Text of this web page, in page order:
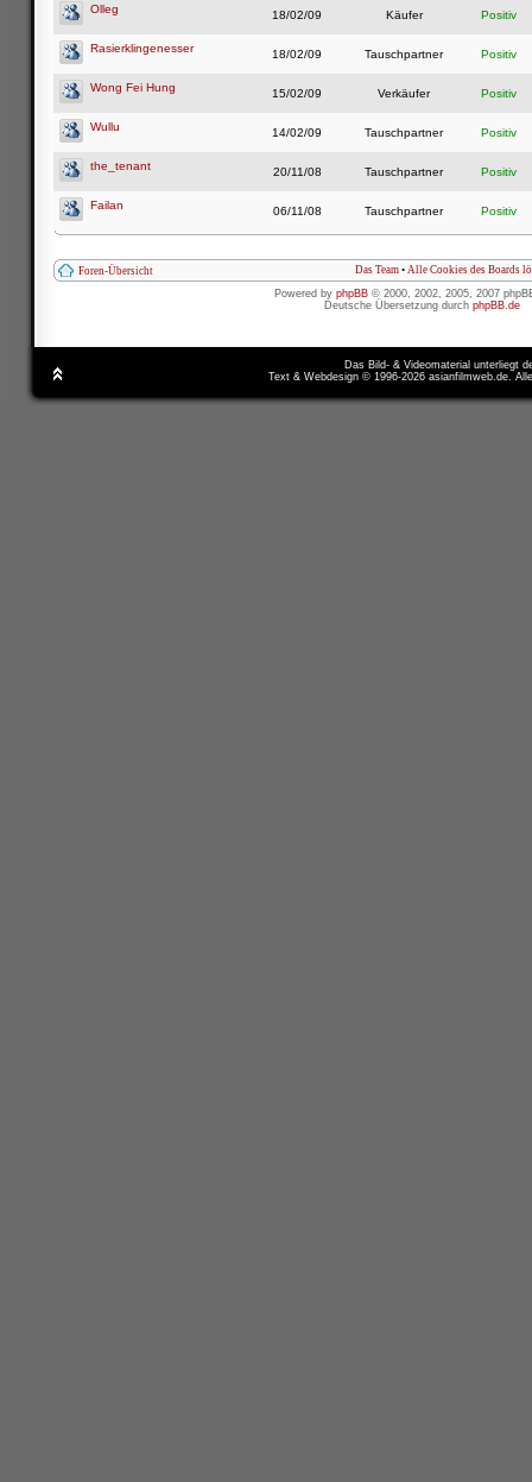
Olleg 18/02/09 Käufer Positiv
Rasierklingenesser 18/02/09 Tauschpartner Positiv
Wong Fei Hung 15/02/09 Verkäufer Positiv
Wullu 14/02/09 Tauschpartner Positiv
the_tenant 20/11/08 Tauschpartner Positiv
Failan 06/11/08 Tauschpartner Positiv
Foren-Übersicht Das Team • Alle Cookies des Boards
Powered by phpBB © 2000, 2002, 2005, 2007
Deutsche Übersetzung durch phpBB.de
Das Bild- & Videomaterial unterliegt
Text & Webdesign © 1996-2026 asianfilmweb.de.